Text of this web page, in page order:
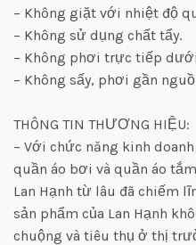
– Không giặt với nhiệt độ
– Không sử dụng chất tẩy.
– Không phơi trực tiếp
– Không sấy, phơi gần
THÔNG TIN THƯƠNG HIỆU:
– Với chức năng kinh
quần áo bơi và quần áo
Lan Hạnh từ lâu đã chiếm
sản phẩm của Lan Hạnh
chuộng và tiêu thụ ở thị